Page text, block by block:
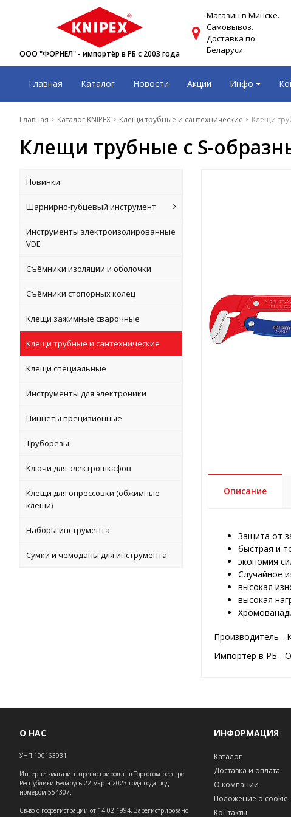
ООО "ФОРНЕЛ" - импортёр в РБ с 2003 года
Магазин в Минске.
Самовывоз.
Доставка по
Беларуси.
Главная Каталог Новости Акции Инфо
Главная Каталог KNIPEX Клещи трубные и сантехнические Клещи
Клещи трубные с S-
Новинки
Шарнирно-губцевый инструмент
Инструменты электроизолированные
VDE
Съёмники изоляции и оболочки
Съёмники стопорных колец
Клещи зажимные сварочные
Клещи трубные и сантехнические
Клещи специальные
Инструменты для электроники
Пинцеты прецизионные
Труборезы
Ключи для электрошкафов
Клещи для опрессовки (обжимные
клещи)
Наборы инструмента
Сумки и чемоданы для инструмента
Описание
Защита от
быстрая и
экономия
Cлучайное
высокая
высокая
Производитель -
Импортёр в РБ -
О НАС
УНП 100163931
Интернет-магазин зарегистрирован в Торговом реестре
Республики Беларусь 22 марта 2023 года года под
номером 554307.
Св-во о госрегистрации от 14.02.1994. Зарегистрировано
ИНФОРМАЦИЯ
Каталог
Доставка и оплата
О компании
Положение о
Контакты